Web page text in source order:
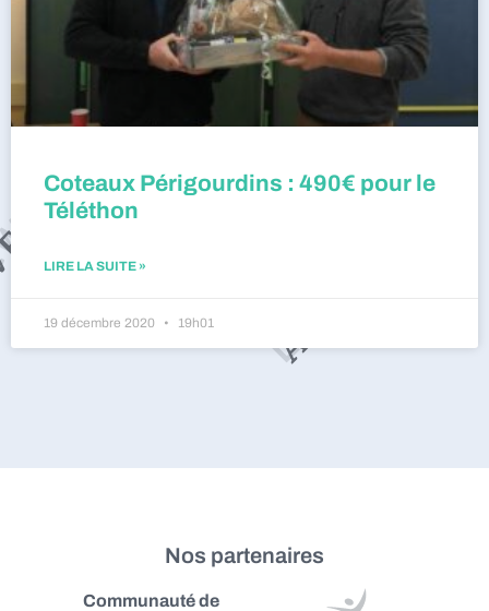
Coteaux Périgourdins : 490€ pour le
Téléthon
LIRE LA SUITE »
19 décembre 2020 19h01
Nos partenaires
Communauté de